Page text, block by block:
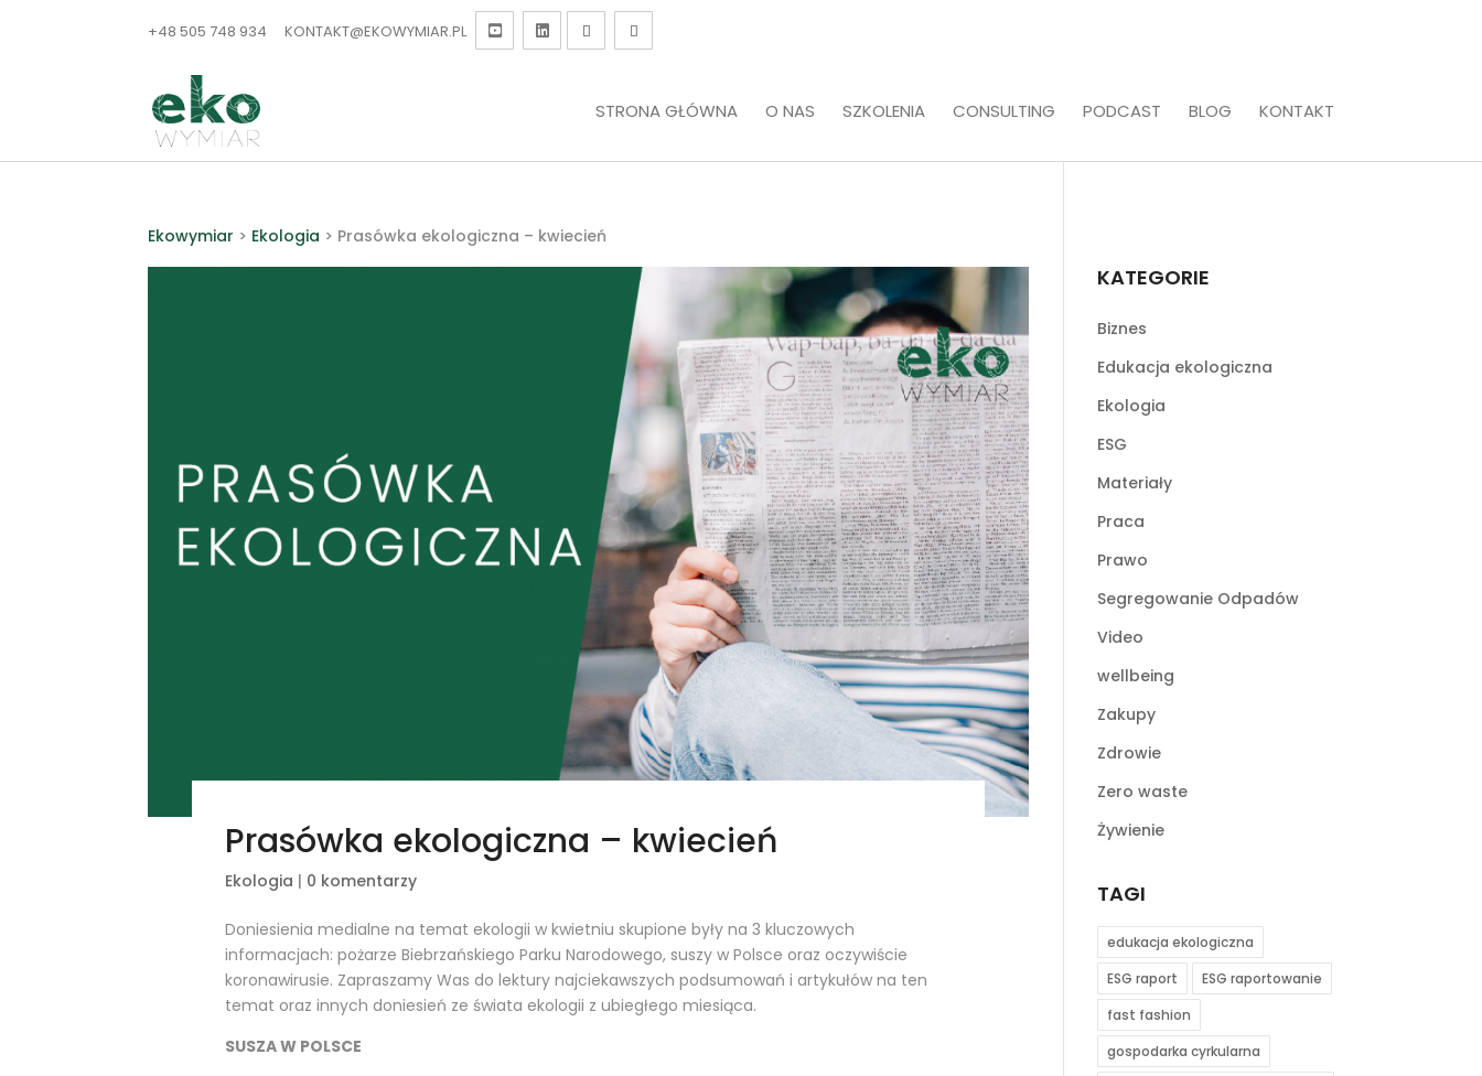
+48 505 748 934 KONTAKT@EKOWYMIAR.PL
STRONA GŁÓWNA O NAS SZKOLENIA CONSULTING PODCAST BLOG KONTAKT
Ekowymiar > Ekologia > Prasówka ekologiczna – kwiecień
Prasówka ekologiczna – kwiecień
Ekologia | 0 komentarzy
Doniesienia medialne na temat ekologii w kwietniu skupione były na 3 kluczowych
informacjach: pożarze Biebrzańskiego Parku Narodowego, suszy w Polsce oraz oczywiście
koronawirusie. Zapraszamy Was do lektury najciekawszych podsumowań i artykułów na ten
temat oraz innych doniesień ze świata ekologii z ubiegłego miesiąca.
SUSZA W POLSCE
KATEGORIE
Biznes
Edukacja ekologiczna
Ekologia
ESG
Materiały
Praca
Prawo
Segregowanie Odpadów
Video
wellbeing
Zakupy
Zdrowie
Zero waste
Żywienie
TAGI
edukacja ekologiczna
ESG raport
ESG raportowanie
fast fashion
gospodarka cyrkularna